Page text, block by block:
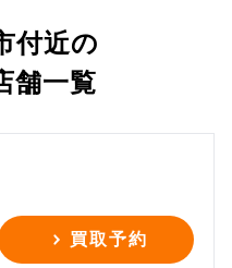
付近の
舗一覧
買取予約